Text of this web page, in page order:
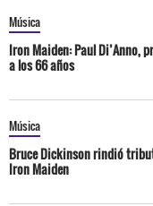
Música
Iron Maiden: Paul Di’Anno,
a los 66 años
Música
Bruce Dickinson rindió
Iron Maiden